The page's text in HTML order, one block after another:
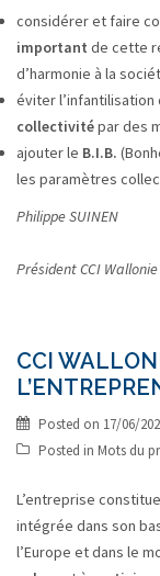
considérer et faire
important de cette
d’harmonie à la
éviter
collectivitépar des
ajouter le B.I.B.
les paramètres
Philippe SUINEN
Président CCI Wallonie
CCI
Posted on 17/06/
Posted in Mots du
L’entreprise
intégrée dans son
l’Europe et dans le